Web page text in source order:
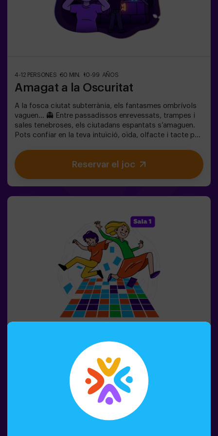
4-12 PERSONES 60 MIN. 10-99 AÑOS
Amagat a la Oscuritat
A la fosca ciutat subterrània, els fantasmes ombrívols
vaguen… 👻 Entre passadissos enrevessats, trampes i
sales tenebroses, els ciutadans espantats s’amaguen.
Pots confiar en la teva intuïció, oïda, olfacte i tacte per
amics?🔦 Amagar-se en la Foscor és un joc immersiu
sensorial inspirat en el joc d’amagar-se de tota la vida,
però portat a un altre nivell: moviment, adrenalina i
so que fan que l’experiència sigui inoblidable.✅ Ideal per
a grups grans | plans amb amics | adolescents | team
building❗Els jugadors de 14 anys o menys han d’entrar
acompanyats per almenys un adult. Hi ha l’opció que un
monitor els acompanyi durant l’aventura; consulta’ns les
persones amb por a la foscor.
Reservar el joc
8-99 AÑOS
Pulse Up: El Terra És Lava (sala1)
Recordes el joc "El sòl és lava"? 🌋 Pulse Up et porta de
tornada a aquesta emocionant experiència, però duent-
la a un nivell completament nou. Submergeix-te en una
col·lecció emocionant de desafiaments que estimulen